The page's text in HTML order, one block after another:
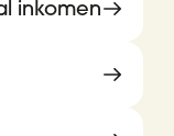
inkomen